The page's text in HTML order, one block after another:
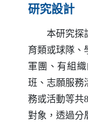
研究設計
本研究探討
育類或球隊、
軍團、有組
班、志願服務
務或活動等共
對象，透過分